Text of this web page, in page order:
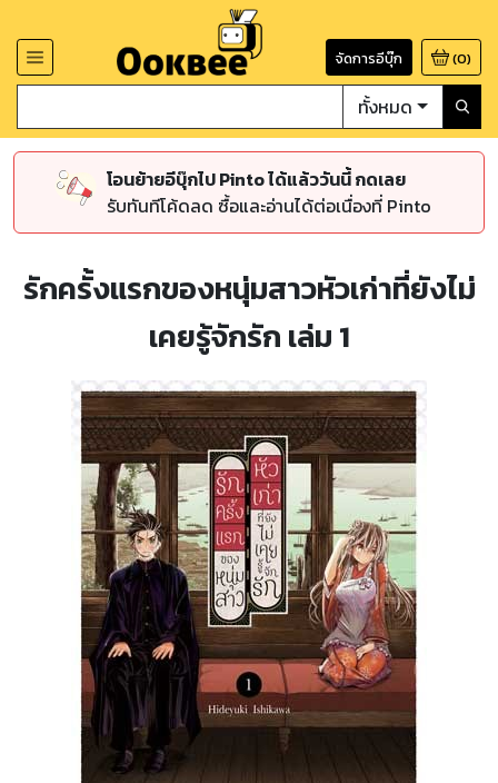
จัดการอีบุ๊ก (0)
ทั้งหมด
โอนย้ายอีบุ๊กไป Pinto ได้แล้ววันนี้ กดเลย
รับทันทีโค้ดลด ซื้อและอ่านได้ต่อเนื่องที่ Pinto
รักครั้งแรกของหนุ่มสาวหัวเก่าที่ยังไม่
เคยรู้จักรัก เล่ม 1